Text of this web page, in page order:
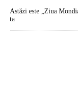
Astăzi este „Ziua
ta